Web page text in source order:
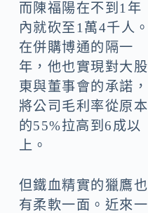
而陳福陽在不到1年
內就砍至1萬4千人。
在併購博通的隔一
年，他也實現對大股
東與董事會的承諾，
將公司毛利率從原本
的55%拉高到6成以
上。
但鐵血精實的獵鷹也
有柔軟一面。近來一